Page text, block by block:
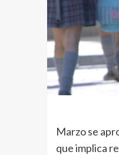
Marzo se
que implica